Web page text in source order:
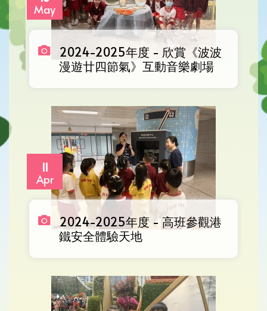
May
2024-2025年度 - 欣賞《波波
漫遊廿四節氣》互動音樂劇場
11
Apr
2024-2025年度 - 高班參觀港
鐵安全體驗天地